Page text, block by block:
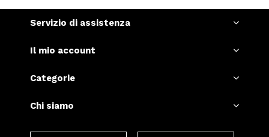
Servizio di assistenza
Il mio account
Categorie
Chi siamo